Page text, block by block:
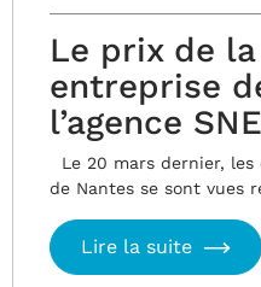
Le prix de
entreprise
l’agence
Le 20 mars dernier, les
de Nantes se sont vues
Lire la suite